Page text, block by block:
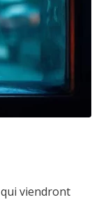
qui viendront